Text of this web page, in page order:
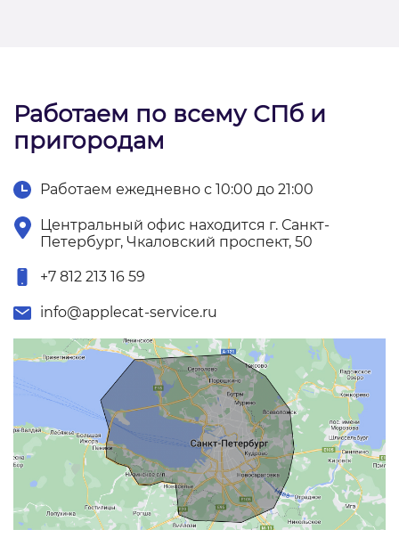
Работаем по всему СПб и
пригородам
Работаем ежедневно с 10:00 до 21:00
Центральный офис находится г. Санкт-
Петербург, Чкаловский проспект, 50
+7 812 213 16 59
info@applecat-service.ru